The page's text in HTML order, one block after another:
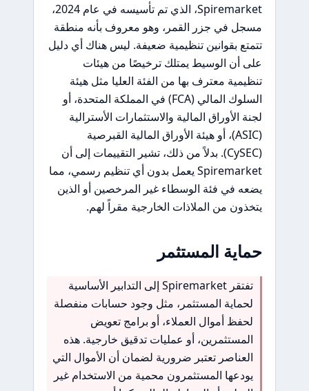
Spiremarket، الذي تم تأسيسه في عام 2024،
مسجل في جزر القمر، وهو معروف بأنه منطقة
تتمتع بقوانين تنظيمية ضعيفة. ليس هناك أي دليل
على أن الوسيط يمتلك ترخيصًا من هيئات
تنظيمية معترف بها من الفئة العليا مثل هيئة
السلوك المالي (FCA) في المملكة المتحدة، أو
لجنة الأوراق المالية والاستثمارات الأسترالية
(ASIC)، أو هيئة الأوراق المالية القبرصية
(CySEC). بدلاً من ذلك، تشير التقييمات إلى أن
Spiremarket يعمل بدون أي تنظيم رسمي، مما
يضعه في فئة الوسطاء غير المرخصين أو الذين
يتخذون من الملاذات الخارجية مقراً لهم.
حماية المستثمر
تفتقر Spiremarket إلى التدابير الأساسية
لحماية المستثمر، مثل وجود حسابات منفصلة
لحفظ أموال العملاء، أو برامج تعويض
المستثمرين، أو عمليات تدقيق خارجية. هذه
العناصر تعتبر ضرورية لضمان أن الأموال التي
يودعها المستثمرون محمية من الاستخدام غير